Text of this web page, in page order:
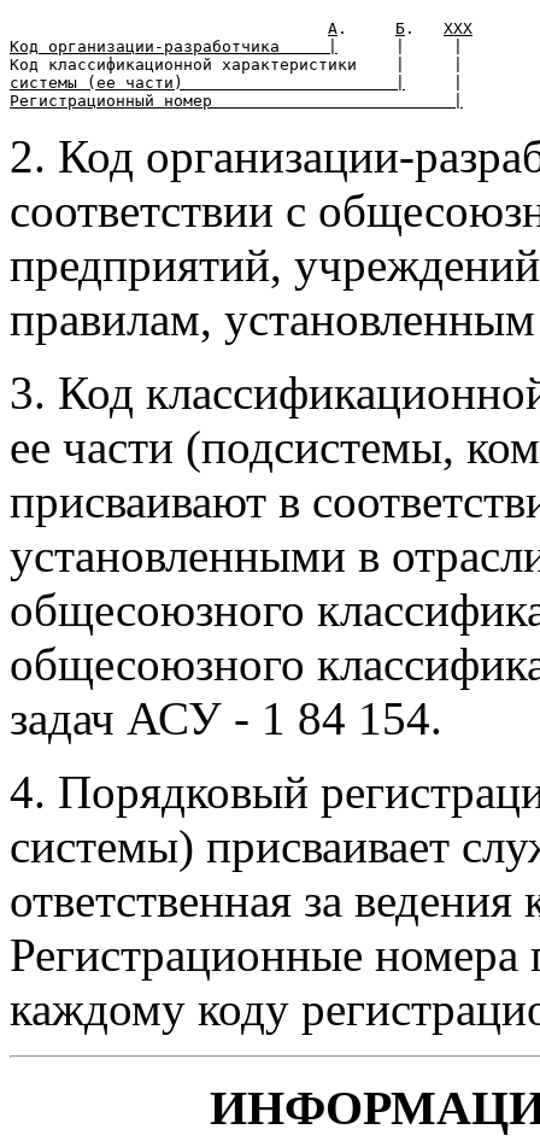
А . Б . ХХХ
Код организации-разработчика     |
системы (ее части)                      |
Регистрационный номер                         |
2. Код организации-
соответствии с
предприятий,
правилам,
3. Код
ее части (подсистемы,
присваивают в
установленными в
общесоюзного
общесоюзного
задач АСУ - 1 84 154.
4. Порядковый
системы) присваивает
ответственная за
Регистрационные
каждому коду